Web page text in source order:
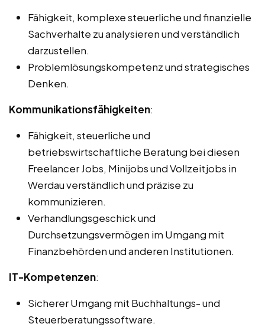
Fähigkeit, komplexe steuerliche und finanzielle
Sachverhalte zu analysieren und verständlich
darzustellen.
Problemlösungskompetenz und strategisches
Denken.
Kommunikationsfähigkeiten:
Fähigkeit, steuerliche und
betriebswirtschaftliche Beratung bei diesen
Freelancer Jobs, Minijobs und Vollzeitjobs in
Werdau verständlich und präzise zu
kommunizieren.
Verhandlungsgeschick und
Durchsetzungsvermögen im Umgang mit
Finanzbehörden und anderen Institutionen.
IT-Kompetenzen:
Sicherer Umgang mit Buchhaltungs- und
Steuerberatungssoftware.